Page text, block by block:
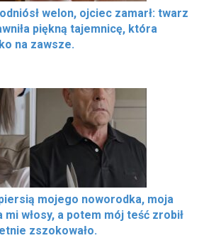
welon, ojciec zamarł: twarz
piękną tajemnicę, która
na zawsze.
mojego noworodka, moja
mi włosy, a potem mój teść zrobił
zszokowało.